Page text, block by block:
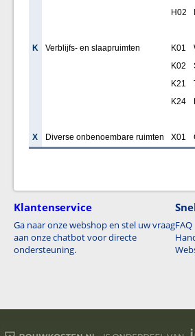
H02
K Verblijfs- en slaapruimten K01
K02
K21
K24
X Diverse onbenoembare ruimten X01
Klantenservice
Ga naar onze webshop en stel uw vraag
aan onze chatbot voor directe
ondersteuning.
FAQ